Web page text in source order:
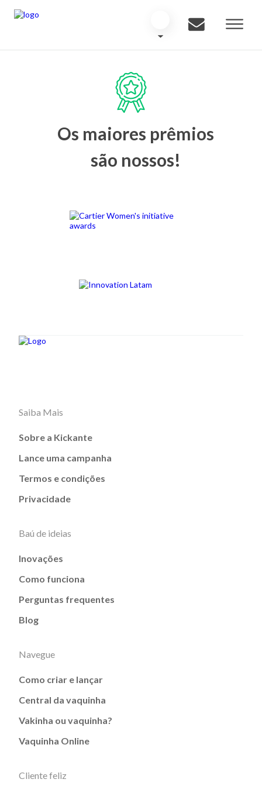
Os maiores prêmios
são nossos!
Saiba Mais
Sobre a Kickante
Lance uma campanha
Termos e condições
Privacidade
Baú de ideias
Inovações
Como funciona
Perguntas frequentes
Blog
Navegue
Como criar e lançar
Central da vaquinha
Vakinha ou vaquinha?
Vaquinha Online
Cliente feliz